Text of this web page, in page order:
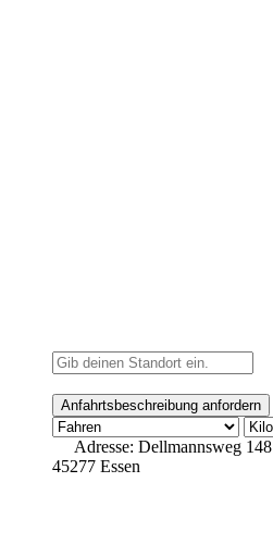
Adresse: Dellmannsweg 148
45277 Essen